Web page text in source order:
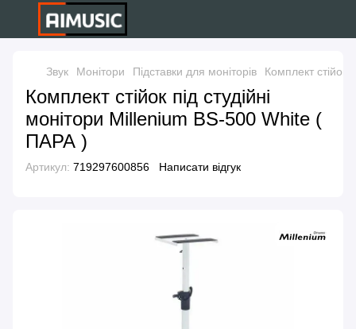
Звук Монітори Підставки для моніторів Комплект стійок
Комплект стійок під студійні
монітори Millenium BS-500 White (
ПАРА )
Артикул: 719297600856 Написати відгук